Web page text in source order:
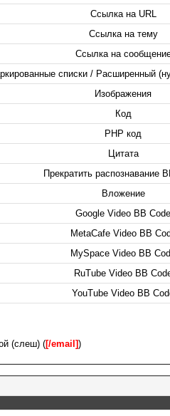
Ссылка на URL
Ссылка на тему
Ссылка на
списки / Расширенный
Изображения
Код
PHP код
Цитата
Прекратить распознавание
Вложение
Google Video BB Code
MetaCafe Video BB
MySpace Video BB
RuTube Video BB
YouTube Video BB
(слеш) ([/email])